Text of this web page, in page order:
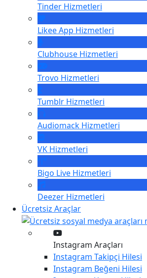
Tinder Hizmetleri
Likee App Hizmetleri
Clubhouse Hizmetleri
Trovo Hizmetleri
Tumblr Hizmetleri
Audiomack Hizmetleri
VK Hizmetleri
Bigo Live Hizmetleri
Deezer Hizmetleri
Ücretsiz Araçlar
Instagram Araçları
Instagram Takipçi Hilesi
Instagram Beğeni Hilesi